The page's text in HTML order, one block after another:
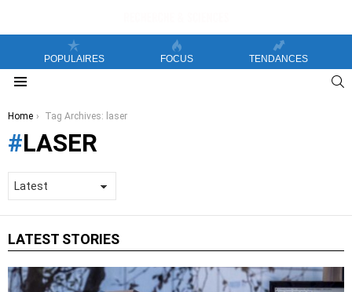
POPULAIRES FOCUS TENDANCES
You are here:
Home Tag Archives: laser
LASER
LATEST STORIES